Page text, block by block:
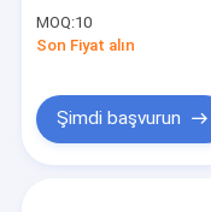
Radyasyon Direnci
MOQ:10
Son Fiyat alın
Şimdi başvurun